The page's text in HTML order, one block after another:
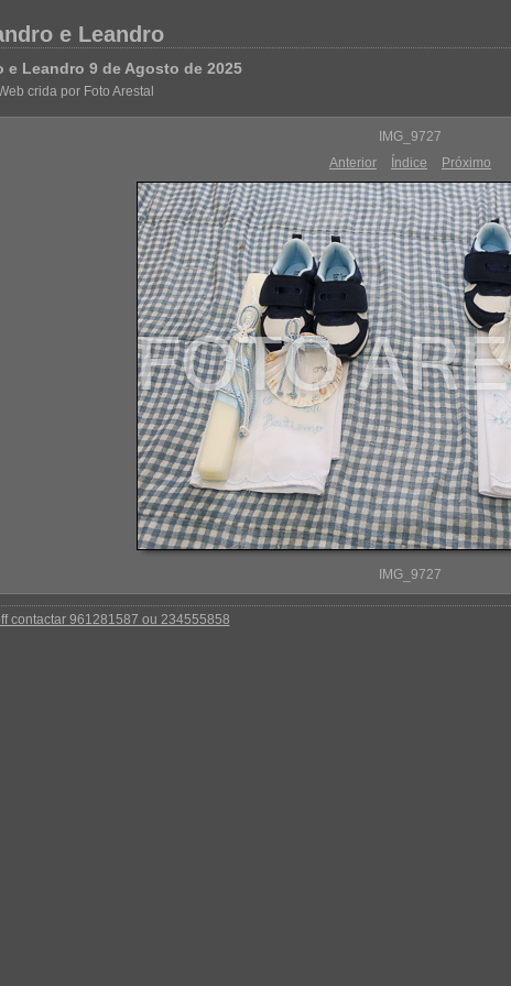
e Leandro
e Leandro 9 de Agosto de 2025
crida por Foto Arestal
IMG_9727
Anterior
Índice Próximo
IMG_9727
contactar 961281587 ou 234555858